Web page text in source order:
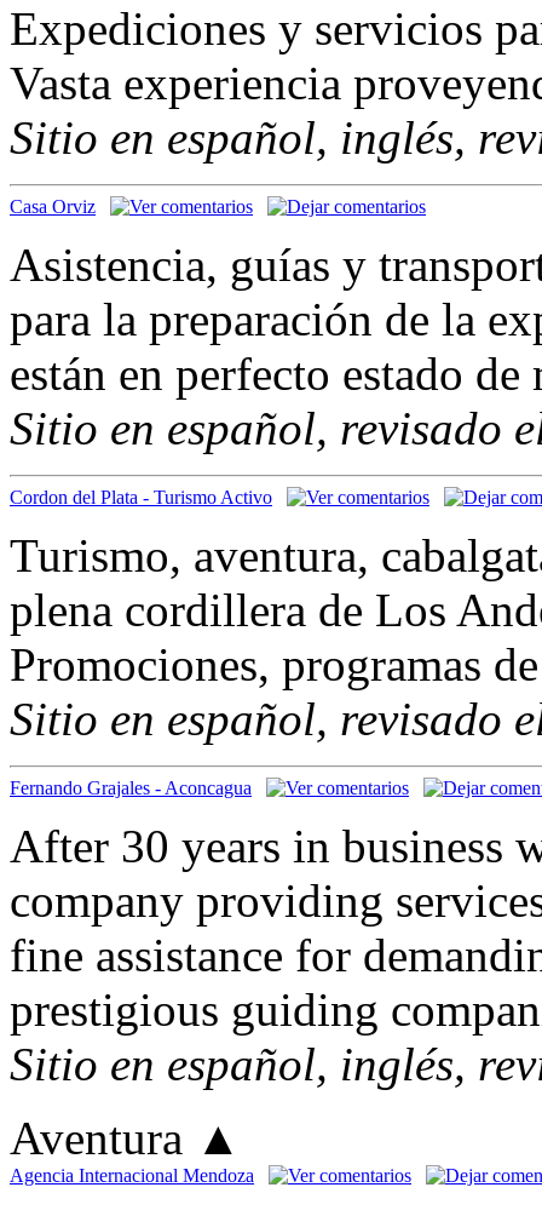
Expediciones y servicios
Vasta experiencia
Sitio en español, inglés,
Casa Orviz
Asistencia, guías y
para la preparación de la
están en perfecto estado
Sitio en español, revisado
Cordon del Plata - Turismo Activo
Turismo, aventura,
plena cordillera de Los
Promociones, programas
Sitio en español, revisado
Fernando Grajales - Aconcagua
After 30 years in business
company providing
fine assistance for
prestigious guiding
Sitio en español, inglés,
Aventura ▲
Agencia Internacional Mendoza